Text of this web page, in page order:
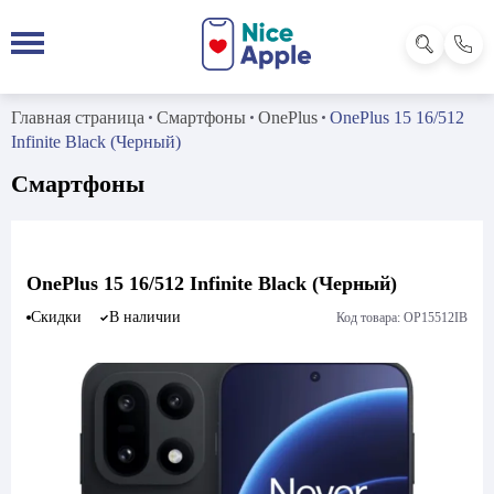
Главная страница Смартфоны OnePlus
OnePlus 15 16/512
Infinite Black (Черный)
Смартфоны
OnePlus 15 16/512 Infinite Black (Черный)
Скидки В наличии Код товара: OP15512IB